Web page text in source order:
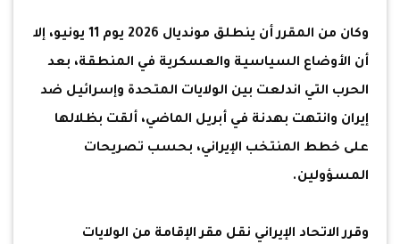
وكان من المقرر أن ينطلق مونديال 2026 يوم 11 يونيو، إلا
أن الأوضاع السياسية والعسكرية في المنطقة، بعد
الحرب التي اندلعت بين الولايات المتحدة وإسرائيل ضد
إيران وانتهت بهدنة في أبريل الماضي، ألقت بظلالها
على خطط المنتخب الإيراني، بحسب تصريحات
المسؤولين.
وقرر الاتحاد الإيراني نقل مقر الإقامة من الولايات